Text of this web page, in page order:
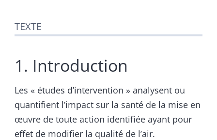
TEXTE
1. Introduction
Les « études d’intervention » analysent ou
quantifient l’impact sur la santé de la mise en
œuvre de toute action identifiée ayant pour
effet de modifier la qualité de l’air.